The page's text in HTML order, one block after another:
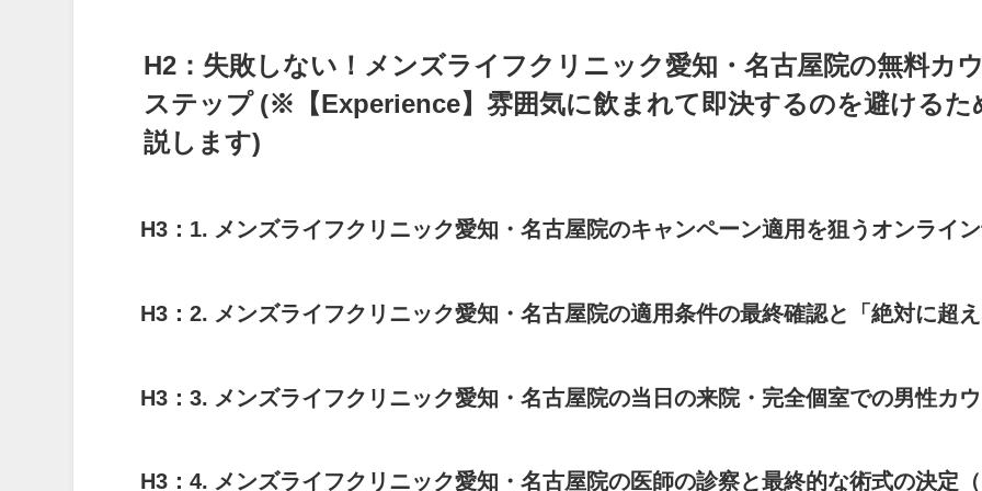
H2：失敗しない！メンズライフクリニック愛知・名古屋院の無料カ
ステップ (※【Experience】雰囲気に飲まれて即決するのを避けるた
説します)
H3：1. メンズライフクリニック愛知・名古屋院のキャンペーン適用を狙うオンライ
H3：2. メンズライフクリニック愛知・名古屋院の適用条件の最終確認と「絶対に超
H3：3. メンズライフクリニック愛知・名古屋院の当日の来院・完全個室での男性カ
H3：4. メンズライフクリニック愛知・名古屋院の医師の診察と最終的な術式の決定